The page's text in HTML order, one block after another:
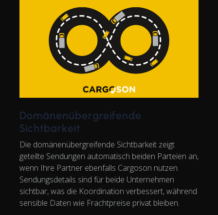
Domänenübergreifende
Sichtbarkeit
Die domänenübergreifende Sichtbarkeit zeigt
geteilte Sendungen automatisch beiden Parteien an,
wenn Ihre Partner ebenfalls Cargoson nutzen.
Sendungsdetails sind für beide Unternehmen
sichtbar, was die Koordination verbessert, während
sensible Daten wie Frachtpreise privat bleiben.